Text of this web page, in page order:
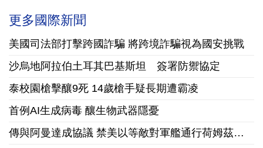
更多國際新聞
美國司法部打擊跨國詐騙 將跨境詐騙視為國安挑戰
沙烏地阿拉伯土耳其巴基斯坦 簽署防禦協定
泰校園槍擊釀9死 14歲槍手疑長期遭霸凌
首例AI生成病毒 釀生物武器隱憂
傳與阿曼達成協議 禁美以等敵對軍艦通行荷姆茲海峽